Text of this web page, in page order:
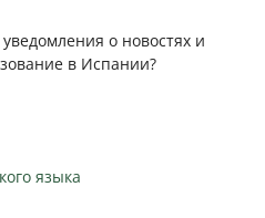
о новостях и
в Испании?
языка